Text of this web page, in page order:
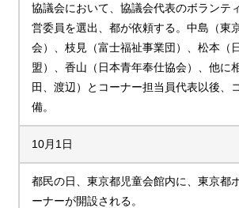
協議会において、協議会代表のボランテ
営委員を選出、都が依頼する。中島（東
会）、枝見（富士福祉事業団）、松本（
盟）、香山（日本青年奉仕協会）、他に
田、渡辺）とコーナー担当員代表以後、
備。
10月1日
都民の日、東京都児童会館内に、東京都
ーナーが開設される。